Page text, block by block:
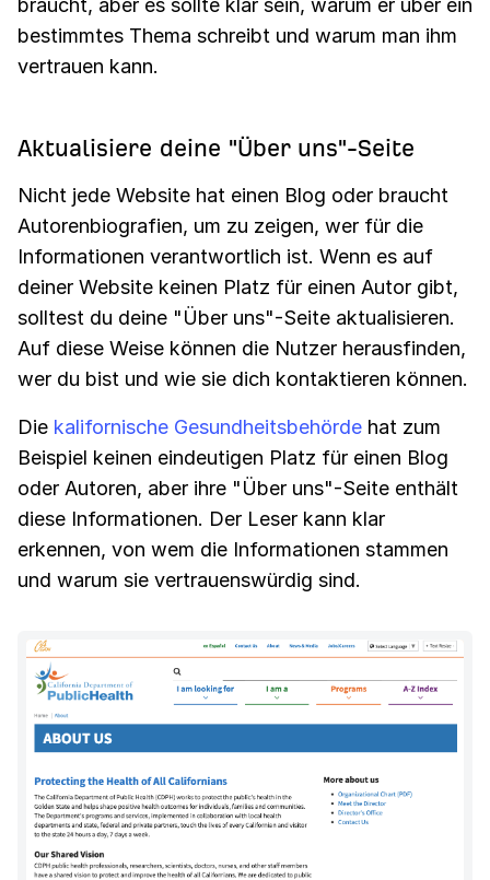
braucht, aber es sollte klar sein, warum er über ein
bestimmtes Thema schreibt und warum man ihm
vertrauen kann.
Aktualisiere deine "Über uns"-Seite
Nicht jede Website hat einen Blog oder braucht
Autorenbiografien, um zu zeigen, wer für die
Informationen verantwortlich ist. Wenn es auf
deiner Website keinen Platz für einen Autor gibt,
solltest du deine "Über uns"-Seite aktualisieren.
Auf diese Weise können die Nutzer herausfinden,
wer du bist und wie sie dich kontaktieren können.
Die kalifornische Gesundheitsbehörde hat zum
Beispiel keinen eindeutigen Platz für einen Blog
oder Autoren, aber ihre "Über uns"-Seite enthält
diese Informationen. Der Leser kann klar
erkennen, von wem die Informationen stammen
und warum sie vertrauenswürdig sind.